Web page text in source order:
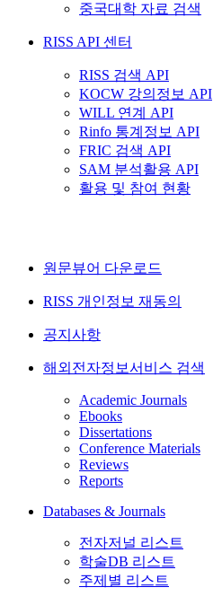
중국대학 자료 검색
RISS API 센터
RISS 검색 API
KOCW 강의정보 API
WILL 연계 API
Rinfo 통계정보 API
FRIC 검색 API
SAM 분석활용 API
활용 및 참여 현황
원문뷰어 다운로드
RISS 개인정보 재동의
공지사항
해외전자정보서비스 검색
Academic Journals
Ebooks
Dissertations
Conference Materials
Reviews
Reports
Databases & Journals
전자저널 리스트
학술DB 리스트
주제별 리스트